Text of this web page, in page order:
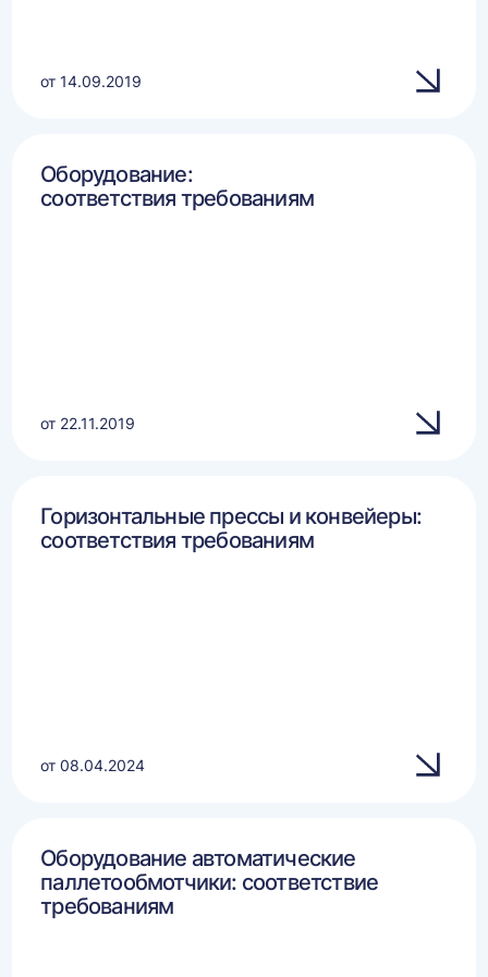
от 14.09.2019
Оборудование:
соответствия требованиям
от 22.11.2019
Горизонтальные прессы и конвейеры:
соответствия требованиям
от 08.04.2024
Оборудование автоматические
паллетообмотчики: соответствие
требованиям